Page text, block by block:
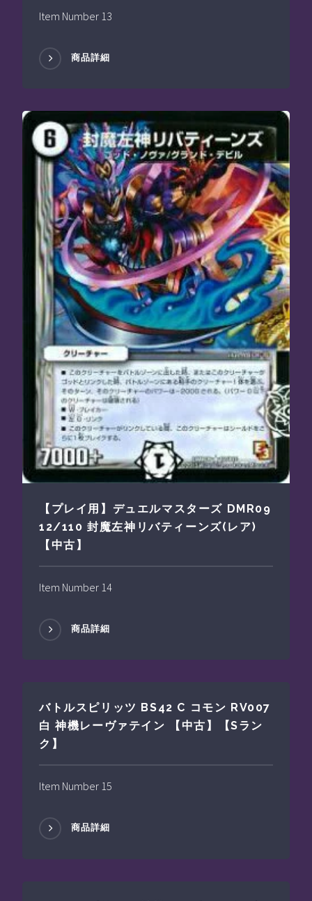
Item Number 13
商品詳細
【プレイ用】デュエルマスターズ DMR09
12/110 封魔左神リバティーンズ(レア)
【中古】
Item Number 14
商品詳細
バトルスピリッツ BS42 C コモン RV007
白 神機レーヴァテイン 【中古】【Sラン
ク】
Item Number 15
商品詳細